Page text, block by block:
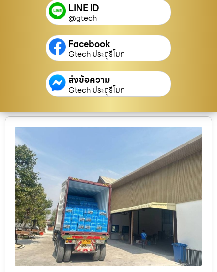
LINE ID
@gtech
Facebook
Gtech ประตูรีโมท
ส่งข้อความ
Gtech ประตูรีโมท